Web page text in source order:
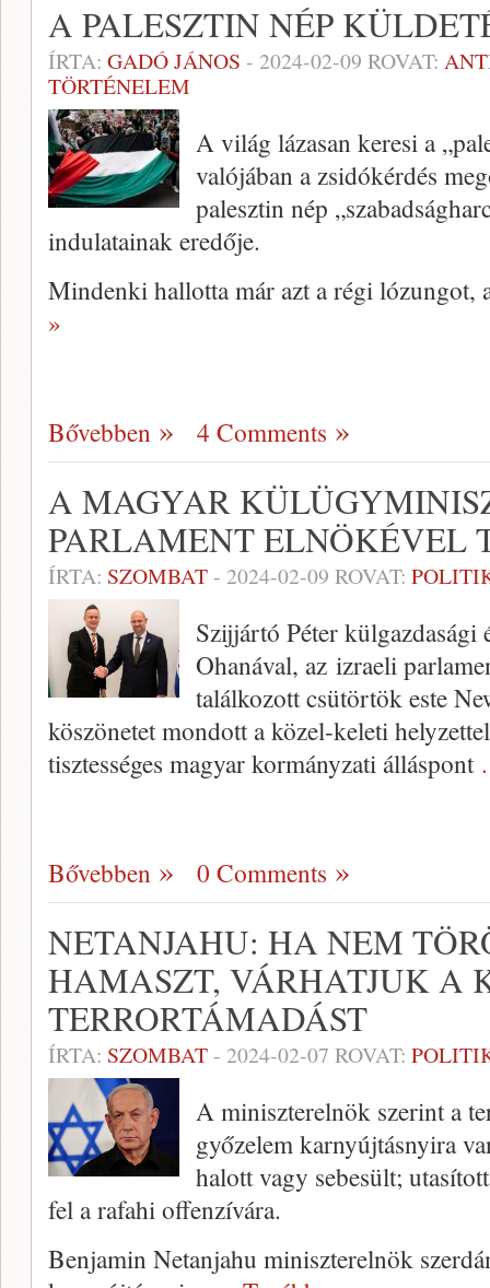
A PALESZTIN NÉP
ÍRTA: GADÓ JÁNOS - 2024-02-09 ROVAT:
TÖRTÉNELEM
A világ lázasan keresi a
valójában a zsidókérdés
palesztin nép
indulatainak eredője.
Mindenki hallotta már azt a régi lózungot,
»
Bővebben 4 Comments
A MAGYAR
PARLAMENT ELNÖKÉVEL
ÍRTA: SZOMBAT- 2024-02-09 ROVAT:
Szijjártó Péter
Ohanával, az izraeli
találkozott csütörtök este
köszönetet mondott a közel-keleti
tisztességes magyar kormányzati álláspont
Bővebben 0 Comments
NETANJAHU: HA NEM
HAMASZT, VÁRHATJUK A
TERRORTÁMADÁST
ÍRTA: SZOMBAT- 2024-02-07 ROVAT:
A miniszterelnök szerint a
győzelem karnyújtásnyira
halott vagy sebesült;
fel a rafahi offenzívára.
Benjamin Netanjahu miniszterelnök